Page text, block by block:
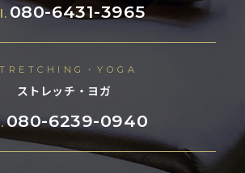
080-6431-3965
・YOGA
ストレッチ・ヨガ
080-6239-0940